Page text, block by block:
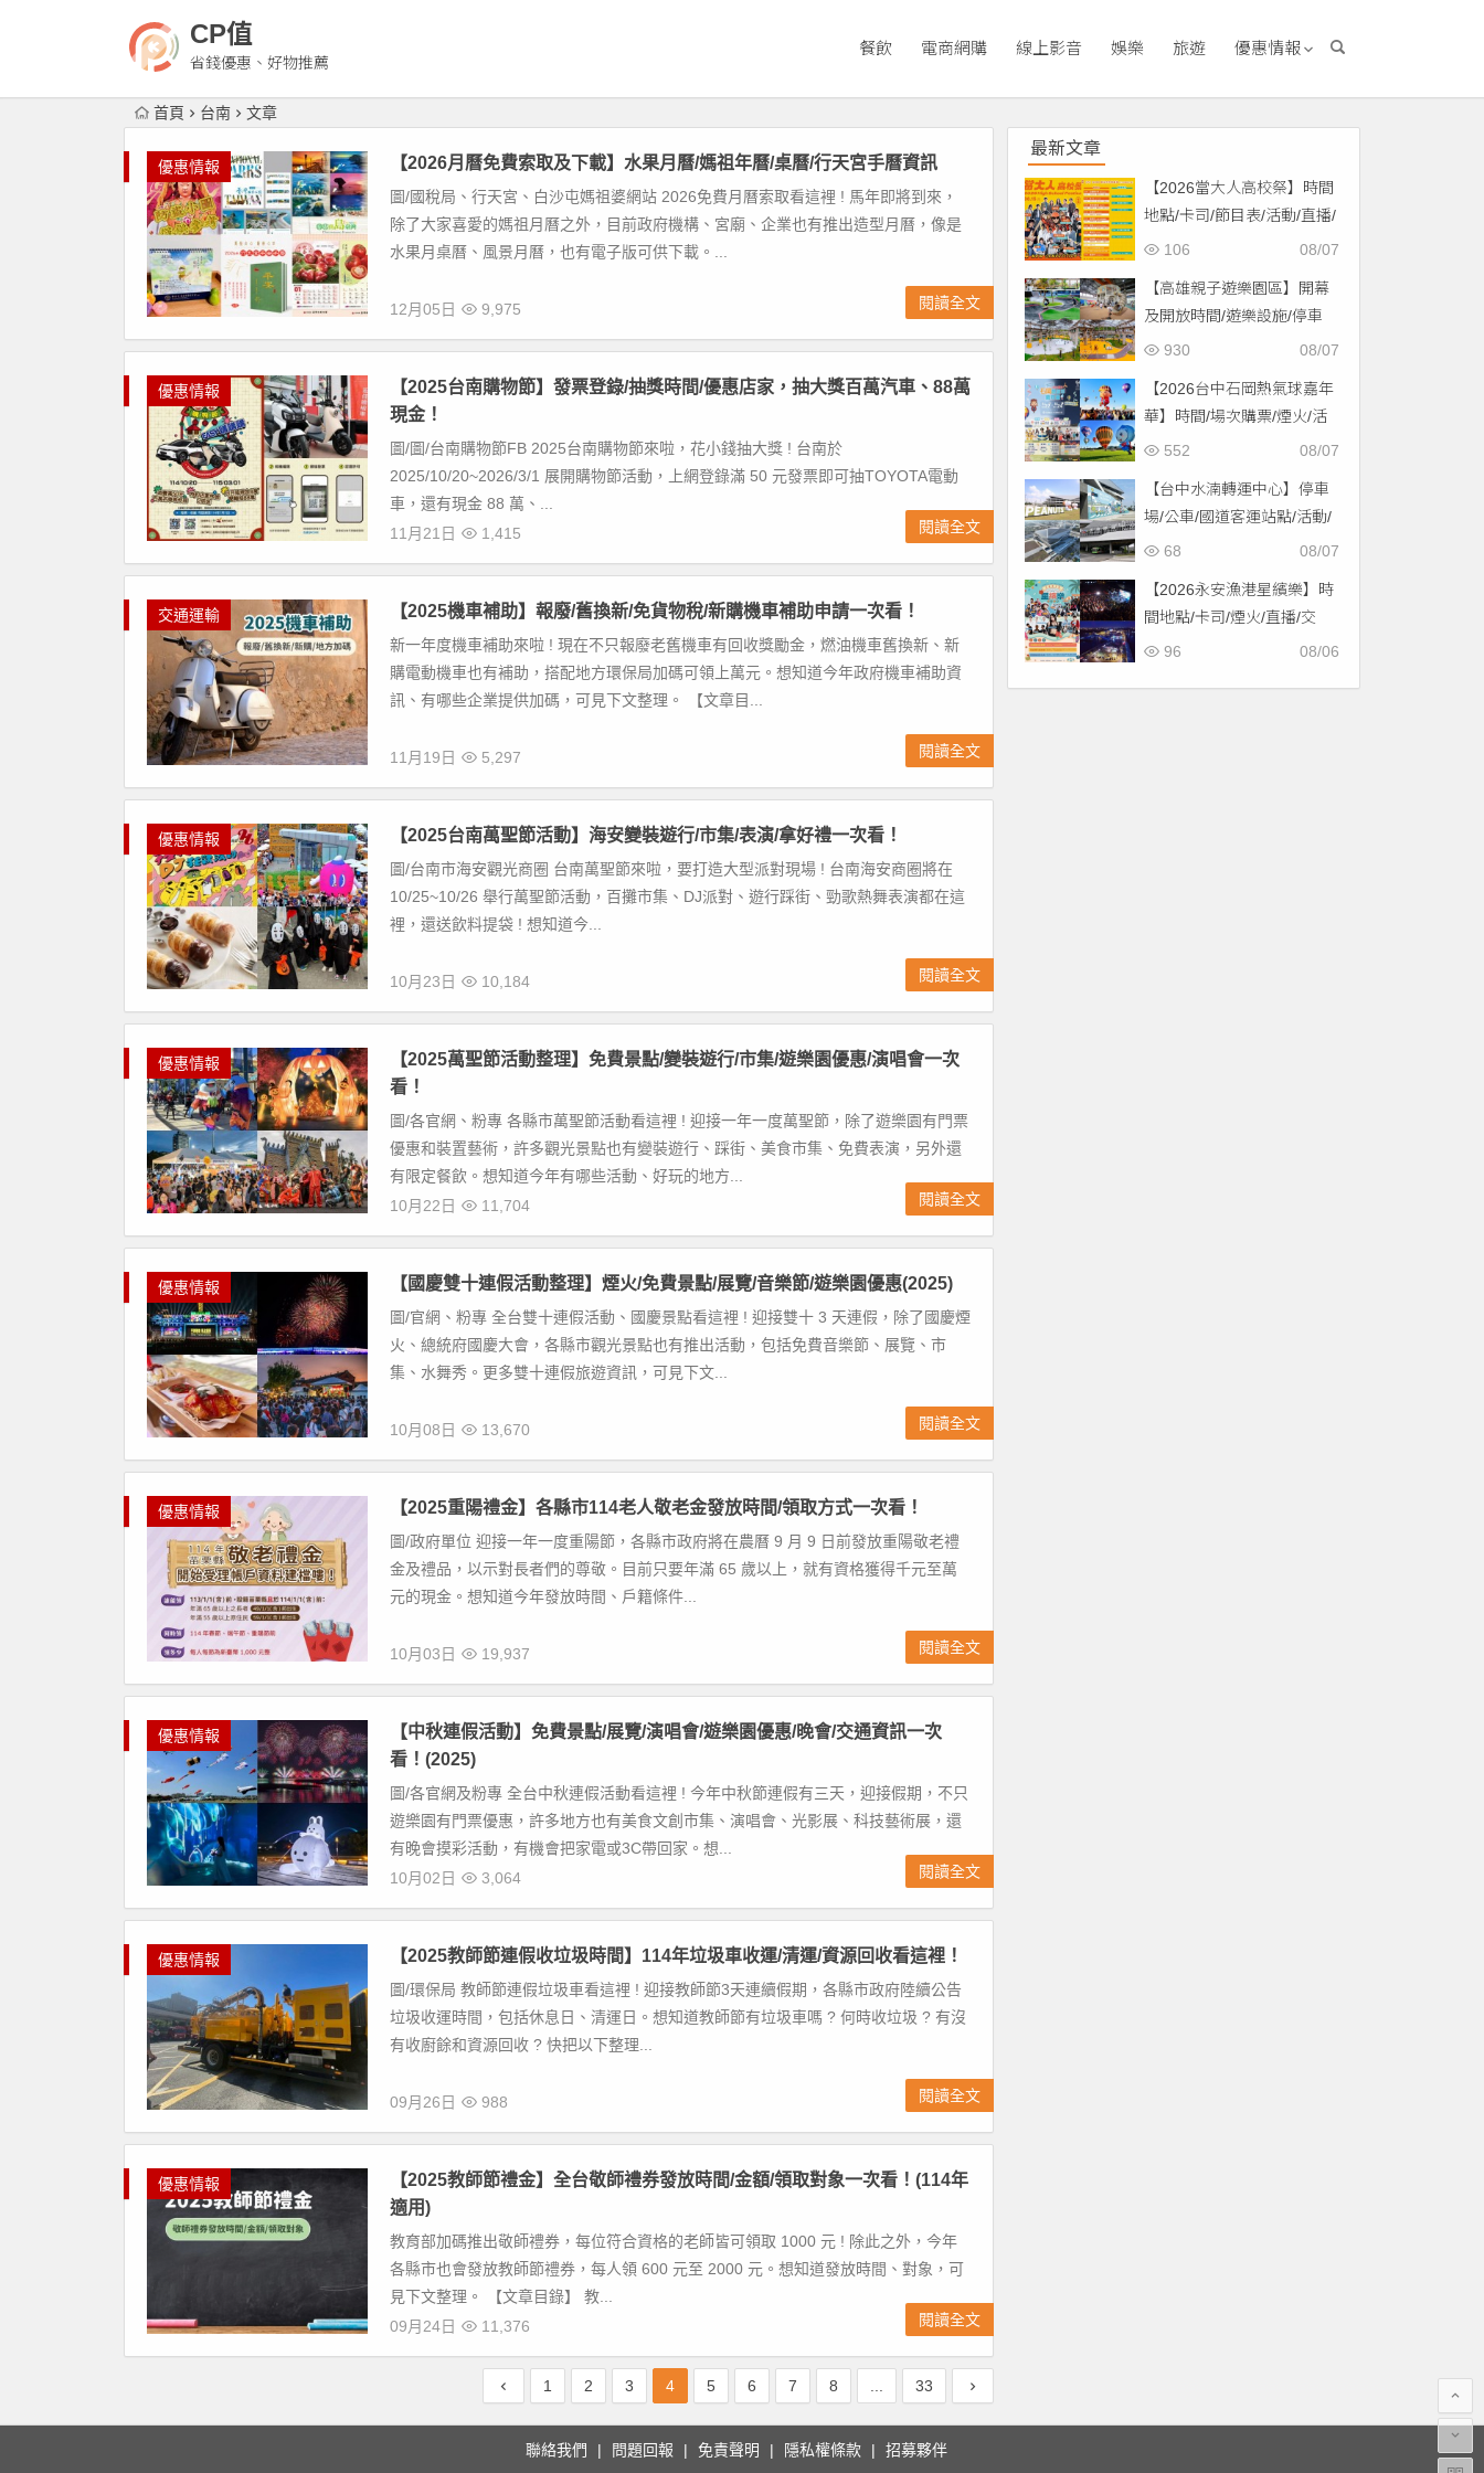
CP值
省錢優惠、好物推薦
餐飲 電商網購 線上影音 娛樂 旅遊 優惠情報
首頁 台南 文章
優惠情報 【2026月曆免費索取及下載】水果月曆/媽祖年曆/桌曆/行天宮手曆資訊
圖/國稅局、行天宮、白沙屯媽祖婆網站 2026免費月曆索取看這裡 ! 馬年即將到來，
除了大家喜愛的媽祖月曆之外，目前政府機構、宮廟、企業也有推出造型月曆，像是
水果月桌曆、風景月曆，也有電子版可供下載。...
12月05日 9,975 閱讀全文
優惠情報
【2025台南購物節】發票登錄/抽獎時間/優惠店家，抽大獎百萬汽車、88萬
現金！
圖/圖/台南購物節FB 2025台南購物節來啦，花小錢抽大獎 ! 台南於
2025/10/20~2026/3/1 展開購物節活動，上網登錄滿 50 元發票即可抽TOYOTA電動
車，還有現金 88 萬、...
11月21日
1,415 閱讀全文
交通運輸 【2025機車補助】報廢/舊換新/免貨物稅/新購機車補助申請一次看！
新一年度機車補助來啦 ! 現在不只報廢老舊機車有回收獎勵金，燃油機車舊換新、新
購電動機車也有補助，搭配地方環保局加碼可領上萬元。想知道今年政府機車補助資
訊、有哪些企業提供加碼，可見下文整理。 【文章目...
11月19日 5,297 閱讀全文
優惠情報 【2025台南萬聖節活動】海安變裝遊行/市集/表演/拿好禮一次看！
圖/台南市海安觀光商圈 台南萬聖節來啦，要打造大型派對現場 ! 台南海安商圈將在
10/25~10/26 舉行萬聖節活動，百攤市集、DJ派對、遊行踩街、勁歌熱舞表演都在這
裡，還送飲料提袋 ! 想知道今...
10月23日 10,184 閱讀全文
優惠情報
【2025萬聖節活動整理】免費景點/變裝遊行/市集/遊樂園優惠/演唱會一次
看！
圖/各官網、粉專 各縣市萬聖節活動看這裡 ! 迎接一年一度萬聖節，除了遊樂園有門票
優惠和裝置藝術，許多觀光景點也有變裝遊行、踩街、美食市集、免費表演，另外還
有限定餐飲。想知道今年有哪些活動、好玩的地方...
10月22日
11,704 閱讀全文
優惠情報 【國慶雙十連假活動整理】煙火/免費景點/展覽/音樂節/遊樂園優惠(2025)
圖/官網、粉專 全台雙十連假活動、國慶景點看這裡 ! 迎接雙十 3 天連假，除了國慶煙
火、總統府國慶大會，各縣市觀光景點也有推出活動，包括免費音樂節、展覽、市
集、水舞秀。更多雙十連假旅遊資訊，可見下文...
10月08日 13,670 閱讀全文
優惠情報 【2025重陽禮金】各縣市114老人敬老金發放時間/領取方式一次看！
圖/政府單位 迎接一年一度重陽節，各縣市政府將在農曆 9 月 9 日前發放重陽敬老禮
金及禮品，以示對長者們的尊敬。目前只要年滿 65 歲以上，就有資格獲得千元至萬
元的現金。想知道今年發放時間、戶籍條件...
10月03日 19,937 閱讀全文
優惠情報
【中秋連假活動】免費景點/展覽/演唱會/遊樂園優惠/晚會/交通資訊一次
看！(2025)
圖/各官網及粉專 全台中秋連假活動看這裡 ! 今年中秋節連假有三天，迎接假期，不只
遊樂園有門票優惠，許多地方也有美食文創市集、演唱會、光影展、科技藝術展，還
有晚會摸彩活動，有機會把家電或3C帶回家。想...
10月02日
3,064 閱讀全文
優惠情報 【2025教師節連假收垃圾時間】114年垃圾車收運/清運/資源回收看這裡！
圖/環保局 教師節連假垃圾車看這裡 ! 迎接教師節3天連續假期，各縣市政府陸續公告
垃圾收運時間，包括休息日、清運日。想知道教師節有垃圾車嗎 ? 何時收垃圾 ? 有沒
有收廚餘和資源回收 ? 快把以下整理...
09月26日 988 閱讀全文
優惠情報
【2025教師節禮金】全台敬師禮券發放時間/金額/領取對象一次看！(114年
適用)
教育部加碼推出敬師禮券，每位符合資格的老師皆可領取 1000 元 ! 除此之外，今年
各縣市也會發放教師節禮券，每人領 600 元至 2000 元。想知道發放時間、對象，可
見下文整理。 【文章目錄】 教...
09月24日
11,376 閱讀全文
1 2 3 4 5 6 7 8 33
最新文章
【2026當大人高校祭】時間
地點/卡司/節目表/活動/直播/
交通，免費入場！
08/07
106
【高雄親子遊樂園區】開幕
及開放時間/遊樂設施/停車
場/交通一次看！
08/07
930
【2026台中石岡熱氣球嘉年
華】時間/場次購票/煙火/活
動/交通，土牛運動公園登08/07
552
【台中水湳轉運中心】停車
場/公車/國道客運站點/活動/
交通，啟用免費停車！ 08/07
68
【2026永安漁港星繽樂】時
間地點/卡司/煙火/直播/交
通，免費入場！
08/06
96
聯絡我們 問題回報 免責聲明 隱私權條款 招募夥伴